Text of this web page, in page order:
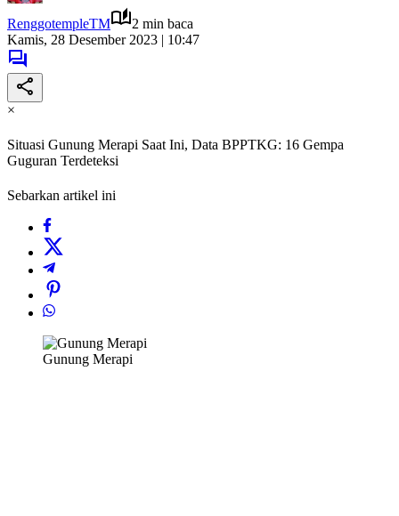
RenggotempleTM
2 min baca
Kamis, 28 Desember 2023 | 10:47
×
Situasi Gunung Merapi Saat Ini, Data BPPTKG: 16 Gempa
Guguran Terdeteksi
Sebarkan artikel ini
Gunung Merapi